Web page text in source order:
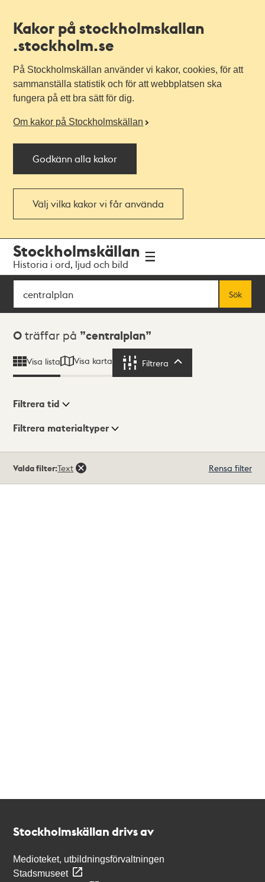
Kakor på stockholmskallan
.stockholm.se
På Stockholmskällan använder vi kakor, cookies, för att
sammanställa statistik och för att webbplatsen ska
fungera på ett bra sätt för dig.
Om kakor på Stockholmskällan
Godkänn alla kakor
Välj vilka kakor vi får använda
navigationen
huvudinnehållet
Stockholmskällan
Historia i ord, ljud och bild
Sök
Sök
Sökresultat
0 träffar på centralplan
Visa lista Visa karta Filtrera
Visningsläge
Filtrera tid
Filtrera materialtyper
träffar
Valda filter:Text Rensa filter
Stockholmskällan drivs av
Medioteket, utbildningsförvaltningen
Stadsmuseet